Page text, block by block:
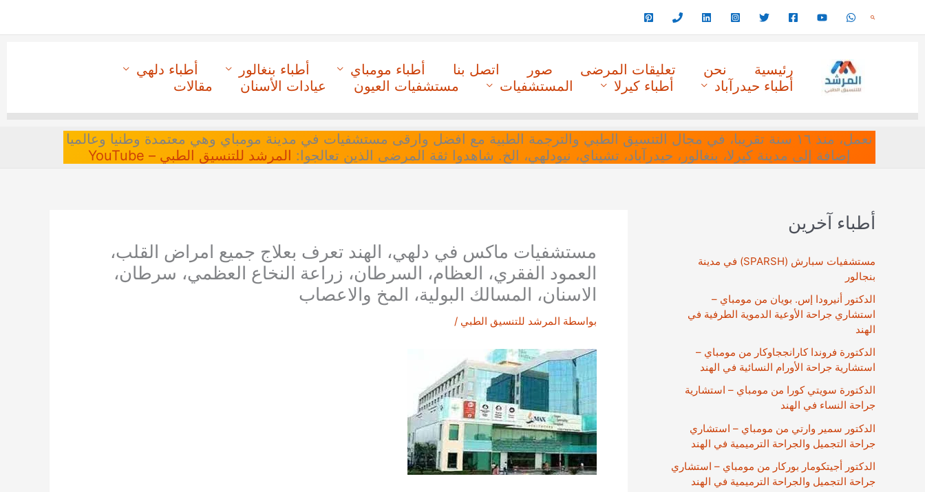
البحث
رئيسية نحن تعليقات المرضى صور اتصل بنا أطباء مومباي أطباء بنغالور
أطباء دلهي
أطباء حيدرآباد
أطباء كيرلا المستشفيات مستشفيات العيون عيادات الأسنان مقالات
نعمل، منذ ١٦ سنة تقريبا، في مجال التنسيق الطبي والترجمة الطبية مع افضل وارقى مستشفيات في مدينة مومباي وهي معتمدة وطنيا وعالميا
إضافة إلى مدينة كيرلا، بنغالور، حيدرآباد، تشيناي، نيودلهي، الخ. شاهدوا ثقة المرضى الذين تعالجوا: المرشد للتنسيق الطبي – YouTube
أطباء آخرين
مستشفيات سبارش (SPARSH) في مدينة
بنجالور
الدكتور أنيرودا إس. بويان من مومباي –
استشاري جراحة الأوعية الدموية الطرفية في
الهند
الدكتورة فروندا كارانججاوكار من مومباي –
استشارية جراحة الأورام النسائية في الهند
الدكتورة سويتي كورا من مومباي – استشارية
جراحة النساء في الهند
الدكتور سمير وارتي من مومباي – استشاري
جراحة التجميل والجراحة الترميمية في الهند
الدكتور أجيتكومار بوركار من مومباي – استشاري
جراحة التجميل والجراحة الترميمية في الهند
مستشفيات ماكس في دلهي، الهند تعرف بعلاج جميع امراض القلب،
العمود الفقري، العظام، السرطان، زراعة النخاع العظمي، سرطان،
الاسنان، المسالك البولية، المخ والاعصاب
بواسطة المرشد للتنسيق الطبي /